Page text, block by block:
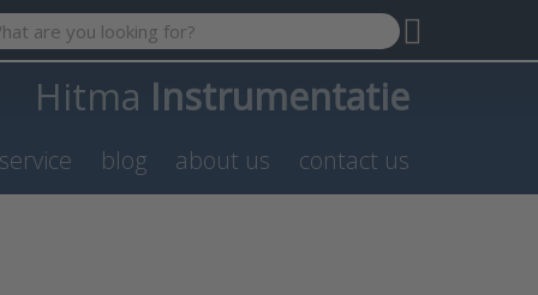
term. Results will appear automatically as you
Hitma Instrumentatie
service blog about us contact us